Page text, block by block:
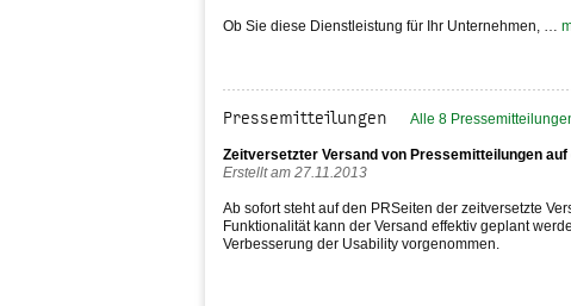
Ob Sie diese Dienstleistung für Ihr Unternehmen, …
Pressemitteilungen Alle 8
Zeitversetzter Versand von Pressemitteilungen auf
Erstellt am 27.11.2013
Ab sofort steht auf den PRSeiten der zeitversetzte
Funktionalität kann der Versand effektiv geplant
Verbesserung der Usability vorgenommen.